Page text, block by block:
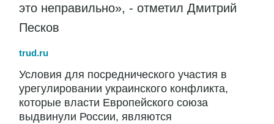
это неправильно», - отметил Дмитрий
Песков
trud.ru
Условия для посреднического участия в
урегулировании украинского конфликта,
которые власти Европейского союза
выдвинули России, являются